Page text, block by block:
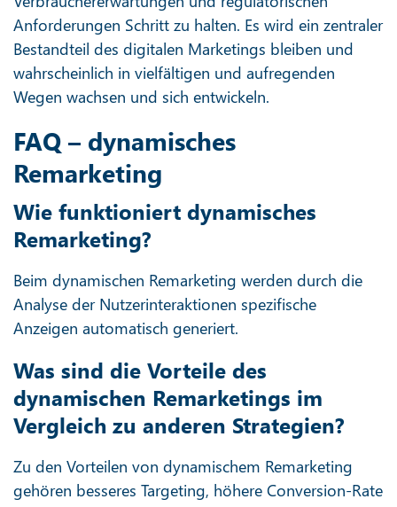
Anforderungen Schritt zu halten. Es wird ein zentraler
Bestandteil des digitalen Marketings bleiben und
wahrscheinlich in vielfältigen und aufregenden
Wegen wachsen und sich entwickeln.
FAQ – dynamisches
Remarketing
Wie funktioniert dynamisches
Remarketing?
Beim dynamischen Remarketing werden durch die
Analyse der Nutzerinteraktionen spezifische
Anzeigen automatisch generiert.
Was sind die Vorteile des
dynamischen Remarketings im
Vergleich zu anderen Strategien?
Zu den Vorteilen von dynamischem Remarketing
gehören besseres Targeting, höhere Conversion-Rate